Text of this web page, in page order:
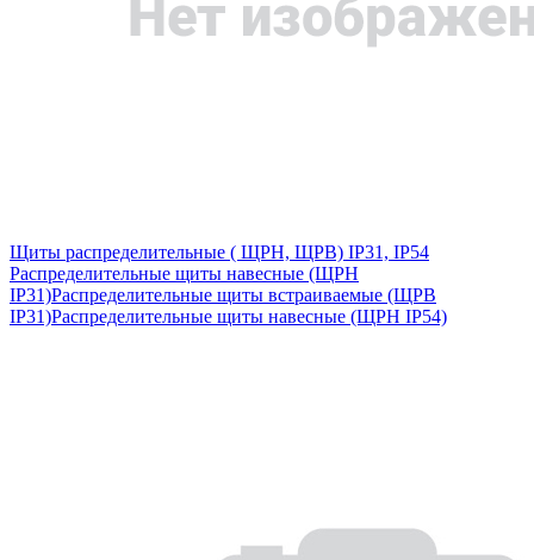
Щиты распределительные ( ЩРН, ЩРВ) IP31, IP54
Распределительные щиты навесные (ЩРН
IP31)Распределительные щиты встраиваемые (ЩРВ
IP31)Распределительные щиты навесные (ЩРН IP54)